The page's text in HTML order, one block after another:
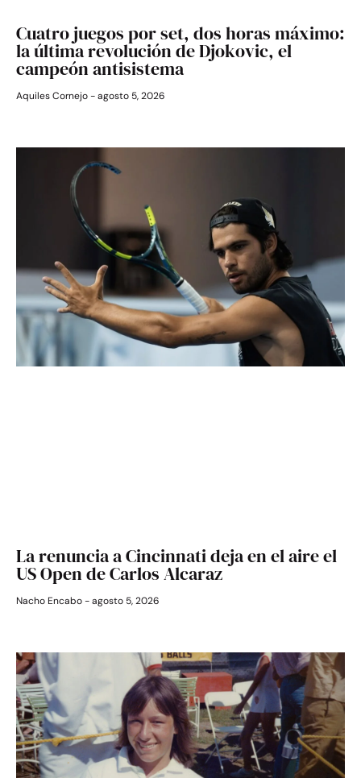
Cuatro juegos por set, dos horas máximo:
la última revolución de Djokovic, el
campeón antisistema
Aquiles Cornejo agosto 5, 2026
La renuncia a Cincinnati deja en el aire el
US Open de Carlos Alcaraz
Nacho Encabo agosto 5, 2026